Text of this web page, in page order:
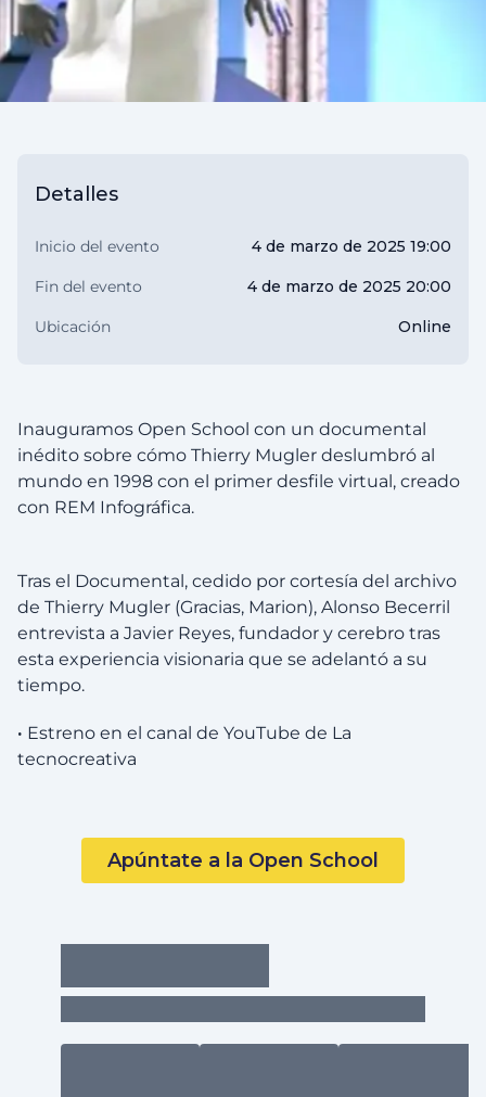
Detalles
Inicio del evento 4 de marzo de 2025 19:00
Fin del evento 4 de marzo de 2025 20:00
Ubicación Online
Inauguramos Open School con un documental
inédito sobre cómo Thierry Mugler deslumbró al
mundo en 1998 con el primer desfile virtual, creado
con REM Infográfica.
Tras el Documental, cedido por cortesía del archivo
de Thierry Mugler (Gracias, Marion), Alonso Becerril
entrevista a Javier Reyes, fundador y cerebro tras
esta experiencia visionaria que se adelantó a su
tiempo.
· Estreno en el canal de YouTube de La
tecnocreativa
Apúntate a la Open School